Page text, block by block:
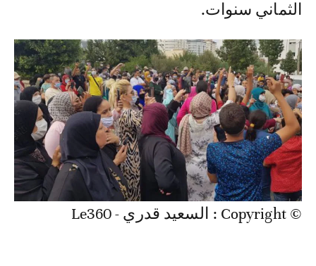
الثماني سنوات.
© Copyright : السعيد قدري - Le360